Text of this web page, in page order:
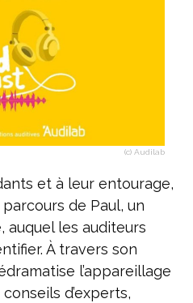
(c) Audilab
et à leur entourage,
de Paul, un
auquel les auditeurs
À travers son
l’appareillage
d’experts,